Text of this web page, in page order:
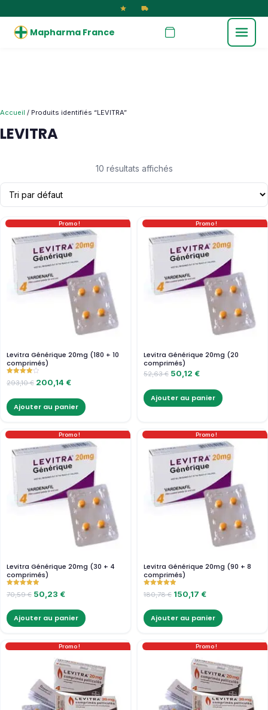
Mapharma France
Accueil / Produits identifiés “LEVITRA”
LEVITRA
10 résultats affichés
Promo !
Levitra Générique 20mg (180 + 10
comprimés)
Note
4.00
293,10€ 200,14 €
Ajouter au panier
Promo !
Levitra Générique 20mg (20
comprimés)
52,63€ 50,12 €
Ajouter au panier
Promo !
Levitra Générique 20mg (30 + 4
comprimés)
5.00
70,59€ 50,23 €
Ajouter au panier
Promo !
Levitra Générique 20mg (90 + 8
comprimés)
5.00
180,78€ 150,17 €
Ajouter au panier
Promo ! Promo !